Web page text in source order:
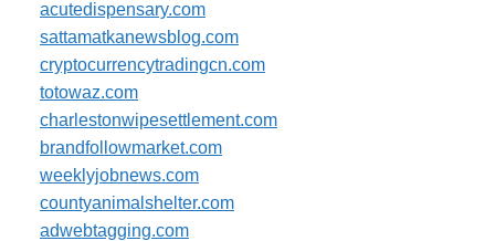
acutedispensary.com
sattamatkanewsblog.com
cryptocurrencytradingcn.com
totowaz.com
charlestonwipesettlement.com
brandfollowmarket.com
weeklyjobnews.com
countyanimalshelter.com
adwebtagging.com